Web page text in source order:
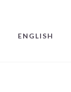
ENGLISH